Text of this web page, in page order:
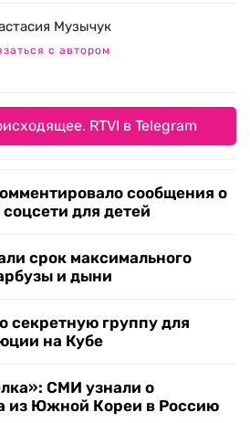
Музычук
с автором
RTVI в Telegram
сообщения о
для детей
срок максимального
и дыни
секретную группу для
на Кубе
СМИ узнали о
из Южной Кореи в Россию